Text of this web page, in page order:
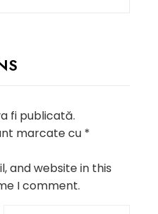
fi publicată.
marcate cu *
and website in this
I comment.